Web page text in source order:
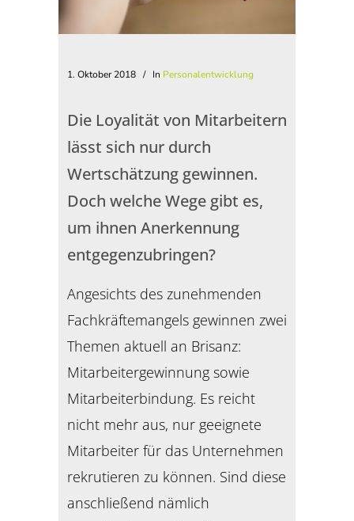
1. Oktober 2018 In Personalentwicklung
Die Loyalität von Mitarbeitern
lässt sich nur durch
Wertschätzung gewinnen.
Doch welche Wege gibt es,
um ihnen Anerkennung
entgegenzubringen?
Angesichts des zunehmenden
Fachkräftemangels gewinnen zwei
Themen aktuell an Brisanz:
Mitarbeitergewinnung sowie
Mitarbeiterbindung. Es reicht
nicht mehr aus, nur geeignete
Mitarbeiter für das Unternehmen
rekrutieren zu können. Sind diese
anschließend nämlich